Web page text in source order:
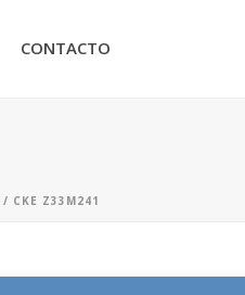
CONTACTO
/ CKE Z33M241